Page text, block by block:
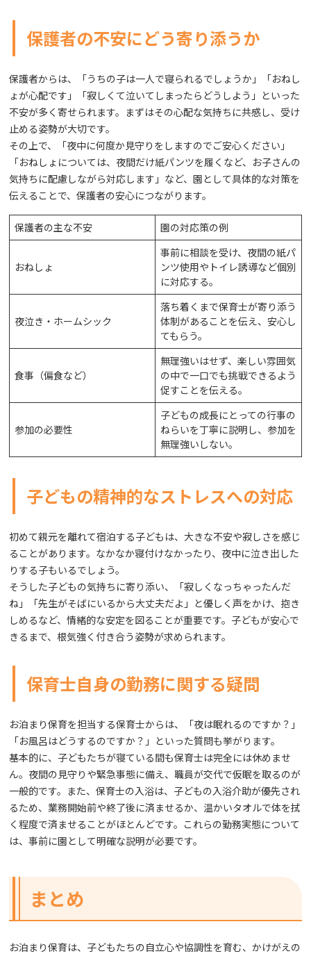
保護者の不安にどう寄り添うか
保護者からは、「うちの子は一人で寝られるでしょうか」「おねし
ょが心配です」「寂しくて泣いてしまったらどうしよう」といった
不安が多く寄せられます。まずはその心配な気持ちに共感し、受け
止める姿勢が大切です。
その上で、「夜中に何度か見守りをしますのでご安心ください」
「おねしょについては、夜間だけ紙パンツを履くなど、お子さんの
気持ちに配慮しながら対応します」など、園として具体的な対策を
伝えることで、保護者の安心につながります。
保護者の主な不安 園の対応策の例
おねしょ
事前に相談を受け、夜間の紙パ
ンツ使用やトイレ誘導など個別
に対応する。
夜泣き・ホームシック
落ち着くまで保育士が寄り添う
体制があることを伝え、安心し
てもらう。
食事（偏食など）
無理強いはせず、楽しい雰囲気
の中で一口でも挑戦できるよう
促すことを伝える。
参加の必要性
子どもの成長にとっての行事の
ねらいを丁寧に説明し、参加を
無理強いしない。
子どもの精神的なストレスへの対応
初めて親元を離れて宿泊する子どもは、大きな不安や寂しさを感じ
ることがあります。なかなか寝付けなかったり、夜中に泣き出した
りする子もいるでしょう。
そうした子どもの気持ちに寄り添い、「寂しくなっちゃったんだ
ね」「先生がそばにいるから大丈夫だよ」と優しく声をかけ、抱き
しめるなど、情緒的な安定を図ることが重要です。子どもが安心で
きるまで、根気強く付き合う姿勢が求められます。
保育士自身の勤務に関する疑問
お泊まり保育を担当する保育士からは、「夜は眠れるのですか？」
「お風呂はどうするのですか？」といった質問も挙がります。
基本的に、子どもたちが寝ている間も保育士は完全には休めませ
ん。夜間の見守りや緊急事態に備え、職員が交代で仮眠を取るのが
一般的です。また、保育士の入浴は、子どもの入浴介助が優先され
るため、業務開始前や終了後に済ませるか、温かいタオルで体を拭
く程度で済ませることがほとんどです。これらの勤務実態について
は、事前に園として明確な説明が必要です。
まとめ
お泊まり保育は、子どもたちの自立心や協調性を育む、かけがえの